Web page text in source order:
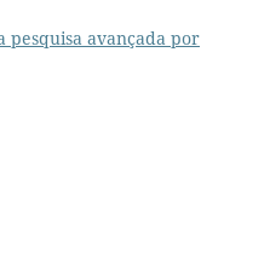
pesquisa avançada por